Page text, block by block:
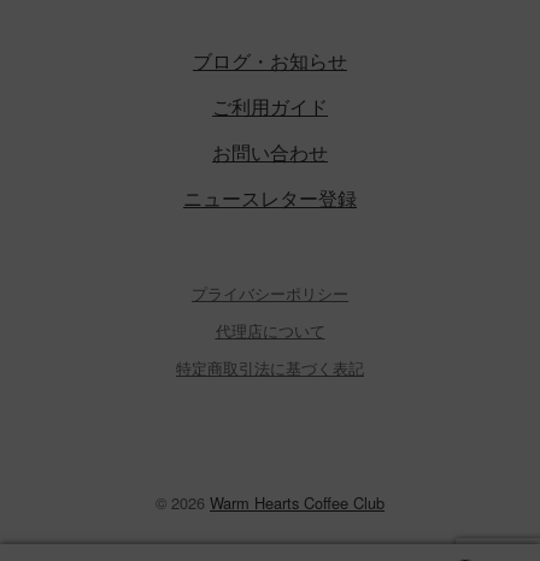
ブログ・お知らせ
ご利用ガイド
お問い合わせ
ニュースレター登録
プライバシーポリシー
代理店について
特定商取引法に基づく表記
© 2026 Warm Hearts Coffee Club